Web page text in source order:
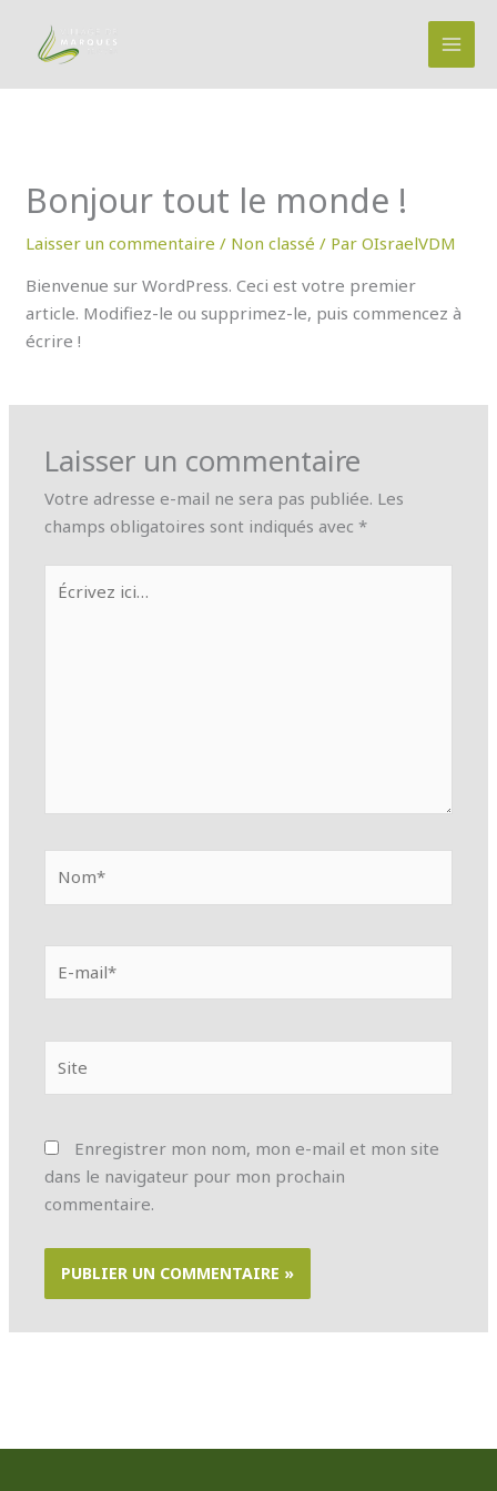
contenu
Bonjour tout le monde !
Laisser un commentaire / Non classé / ParOIsraelVDM
Bienvenue sur WordPress. Ceci est votre premier
article. Modifiez-le ou supprimez-le, puis commencez à
écrire !
Laisser un commentaire
Votre adresse e-mail ne sera pas publiée. Les
champs obligatoires sont indiqués avec*
Écrivez
ici…
mail*
Enregistrer mon nom, mon e-mail et mon site
dans le navigateur pour mon prochain
commentaire.